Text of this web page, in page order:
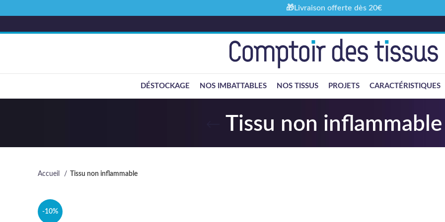
DÉSTOCKAGE NOS IMBATTABLES NOS TISSUS PROJETS CARACTÉRISTIQUES
Tissu non inflammable
Accueil Tissu non inflammable
-10%
🎁Livraison offerte dès 20€